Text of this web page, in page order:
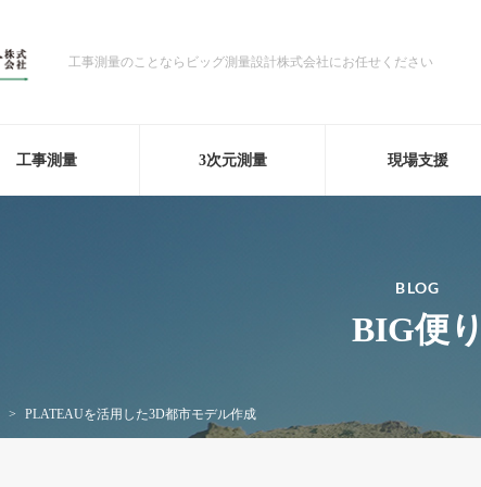
工事測量のことならビッグ測量設計株式会社にお任せください
工事測量 3次元測量 現場支援
BLOG
BIG便り
> PLATEAUを活用した3D都市モデル作成